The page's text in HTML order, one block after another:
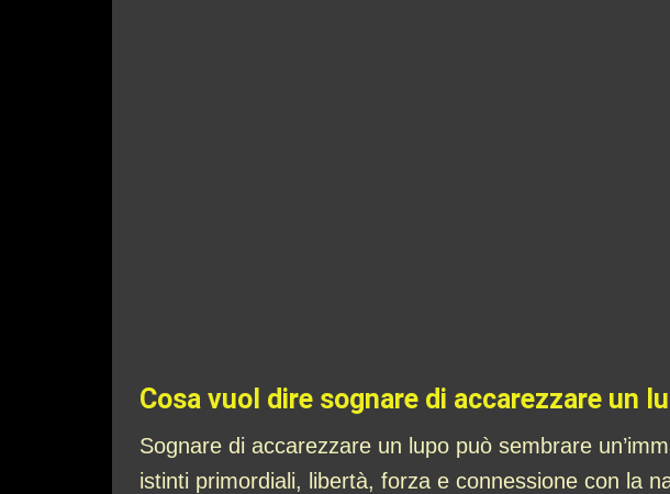
Cosa vuol dire sognare di accarezzare un
Sognare di accarezzare un lupo può sembrare
istinti primordiali, libertà, forza e connessione con la